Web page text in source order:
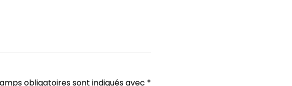
obligatoires sont indiqués avec *